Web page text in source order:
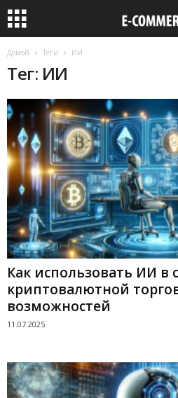
Домой Теги ИИ
Тег: ИИ
Как использовать ИИ в
криптовалютной
возможностей
11.07.2025